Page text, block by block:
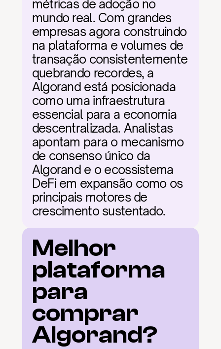
métricas de adoção no
mundo real. Com grandes
empresas agora construindo
na plataforma e volumes de
transação consistentemente
quebrando recordes, a
Algorand está posicionada
como uma infraestrutura
essencial para a economia
descentralizada. Analistas
apontam para o mecanismo
de consenso único da
Algorand e o ecossistema
DeFi em expansão como os
principais motores de
crescimento sustentado.
Melhor
plataforma
para
comprar
Algorand?